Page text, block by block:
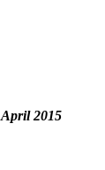
April 2015